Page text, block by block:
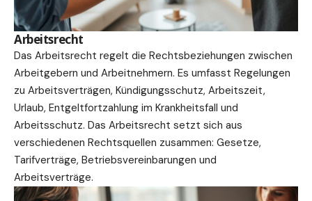
Arbeitsrecht
Das Arbeitsrecht regelt die Rechtsbeziehungen zwischen
Arbeitgebern und Arbeitnehmern. Es umfasst Regelungen
zu Arbeitsverträgen, Kündigungsschutz, Arbeitszeit,
Urlaub, Entgeltfortzahlung im Krankheitsfall und
Arbeitsschutz. Das Arbeitsrecht setzt sich aus
verschiedenen Rechtsquellen zusammen: Gesetze,
Tarifverträge, Betriebsvereinbarungen und
Arbeitsverträge.